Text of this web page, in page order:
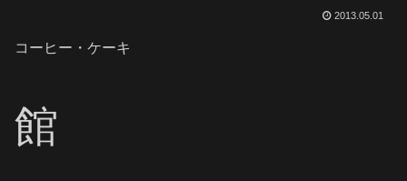
2013.05.01
コーヒー・ケーキ
館